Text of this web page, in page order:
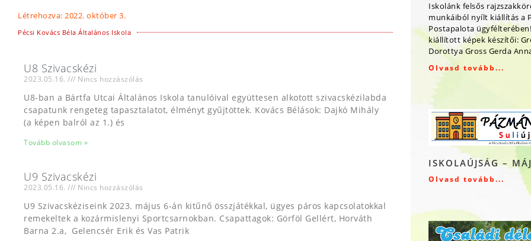
Létrehozva: 2022. október 3.
Pécsi Kovács Béla Általános Iskola
U8 Szivacskézi
2023.05.16. Nincs hozzászólás
U8-ban a Bártfa Utcai Általános Iskola tanulóival együttesen alkotott szivacskézilabda
csapatunk rengeteg tapasztalatot, élményt gyűjtöttek. Kovács Bélások: Dajkó Mihály
(a képen balról az 1.) és
Tovább olvasom »
U9 Szivacskézi
2023.05.16. Nincs hozzászólás
U9 Szivacskéziseink 2023. május 6-án kitűnő összjátékkal, ügyes páros kapcsolatokkal
remekeltek a kozármislenyi Sportcsarnokban. Csapattagok: Görföl Gellért, Horváth
Barna 2.a, Gelencsér Erik és Vas Patrik
Iskolánk felsős
munkáiból nyílt kiállítás a
Postapalota
kiállított képek készítői:
Dorottya Gross Gerda
Olvasd tovább...
ISKOLAÚJSÁG –
Olvasd tovább...